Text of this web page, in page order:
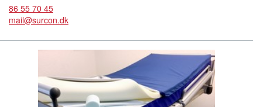
86 55 70 45
mail@surcon.dk